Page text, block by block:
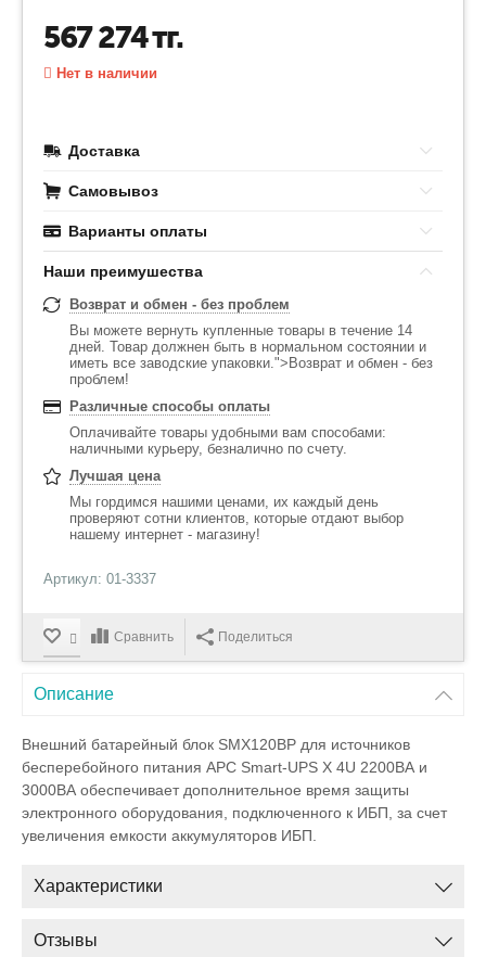
567 274тг.
Нет в наличии
Доставка
Самовывоз
Варианты оплаты
Наши преимушества
Возврат и обмен - без проблем
Вы можете вернуть купленные товары в течение 14
дней. Товар должнен быть в нормальном состоянии и
иметь все заводские упаковки.">Возврат и обмен - без
проблем!
Различные способы оплаты
Оплачивайте товары удобными вам способами:
наличными курьеру, безналично по счету.
Лучшая цена
Мы гордимся нашими ценами, их каждый день
проверяют сотни клиентов, которые отдают выбор
нашему интернет - магазину!
Артикул: 01-3337
Сравнить Поделиться
Описание
Внешний батарейный блок SMX120BP для источников
бесперебойного питания APC Smart-UPS X 4U 2200ВА и
3000ВА обеспечивает дополнительное время защиты
электронного оборудования, подключенного к ИБП, за счет
увеличения емкости аккумуляторов ИБП.
Характеристики
Отзывы